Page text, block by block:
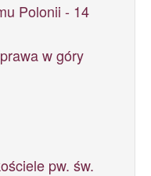
Polonii - 14
w góry
pw. św.